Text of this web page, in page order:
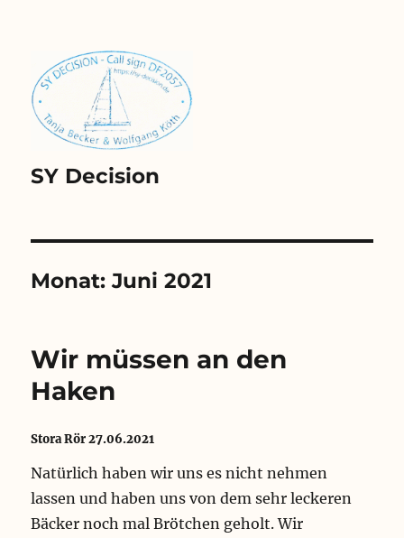
SY Decision
Monat:Juni 2021
Wir müssen an den
Haken
Stora Rör 27.06.2021
Natürlich haben wir uns es nicht nehmen
lassen und haben uns von dem sehr leckeren
Bäcker noch mal Brötchen geholt. Wir